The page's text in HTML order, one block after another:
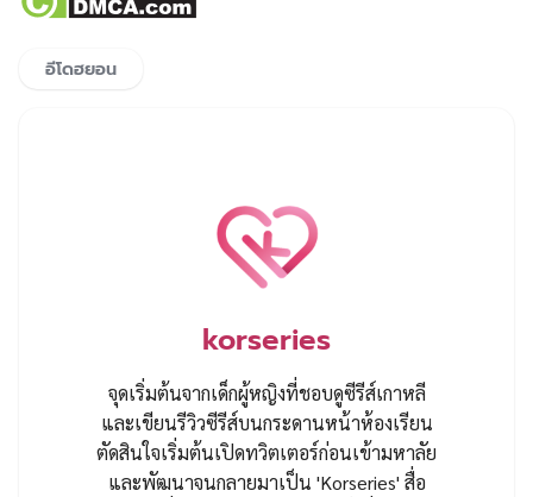
อีโดฮยอน
korseries
จุดเริ่มต้นจากเด็กผู้หญิงที่ชอบดูซีรีส์เกาหลี
และเขียนรีวิวซีรีส์บนกระดานหน้าห้องเรียน
ตัดสินใจเริ่มต้นเปิดทวิตเตอร์ก่อนเข้ามหาลัย
และพัฒนาจนกลายมาเป็น 'Korseries' สื่อ